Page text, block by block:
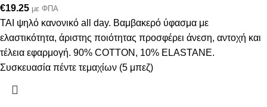
€19.25 με ΦΠΑ
ΤΑΙ ψηλό κανονικό all day. Βαμβακερό ύφασμα με
ελαστικότητα, άριστης ποιότητας προσφέρει άνεση, αντοχή και
τέλεια εφαρμογή. 90% COTTON, 10% ELASTANE.
Συσκευασία πέντε τεμαχίων (5 μπεζ)